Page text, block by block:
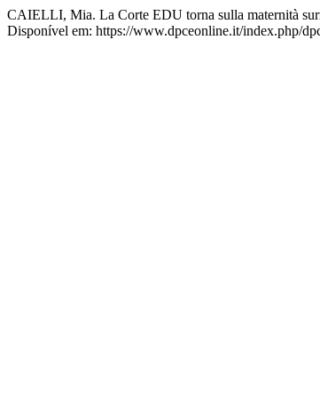
CAIELLI, Mia. La Corte EDU torna sulla maternità
Disponível em: https://www.dpceonline.it/index.php/